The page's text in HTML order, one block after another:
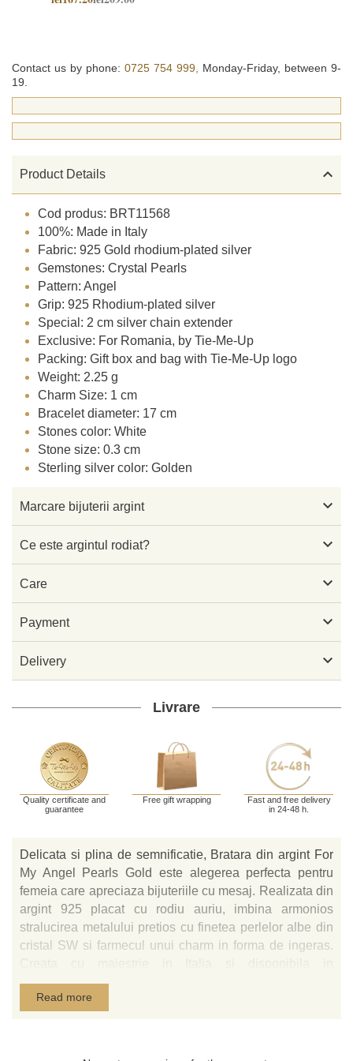
Contact us by phone: 0725 754 999, Monday-Friday, between 9-
19.
Product Details 
Cod produs: BRT11568
100%: Made in Italy
Fabric: 925 Gold rhodium-plated silver
Gemstones: Crystal Pearls
Pattern: Angel
Grip: 925 Rhodium-plated silver
Special: 2 cm silver chain extender
Exclusive: For Romania, by Tie-Me-Up
Packing: Gift box and bag with Tie-Me-Up logo
Weight: 2.25 g
Charm Size: 1 cm
Bracelet diameter: 17 cm
Stones color: White
Stone size: 0.3 cm
Sterling silver color: Golden
Marcare bijuterii argint 
Ce este argintul rodiat? 
Care 
Payment 
Delivery 
Livrare
Quality certificate and
guarantee
Free gift wrapping
Fast and free delivery
in 24-48 h.
Delicata si plina de semnificatie, Bratara din argint For
My Angel Pearls Gold este alegerea perfecta pentru
femeia care apreciaza bijuteriile cu mesaj. Realizata din
argint 925 placat cu rodiu auriu, imbina armonios
stralucirea metalului pretios cu finetea perlelor albe din
cristal SW si farmecul unui charm in forma de ingeras.
exclusivitate in Romania prin Tie-Me-Up, aceasta
bratara adauga o nota emotionanta prin charmul ingeras
Read more